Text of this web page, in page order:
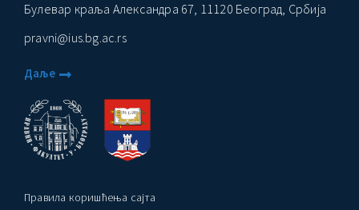
Булевар краља Александра 67, 11120 Београд, Србија
pravni@ius.bg.ac.rs
Даље
Правила коришћења сајта